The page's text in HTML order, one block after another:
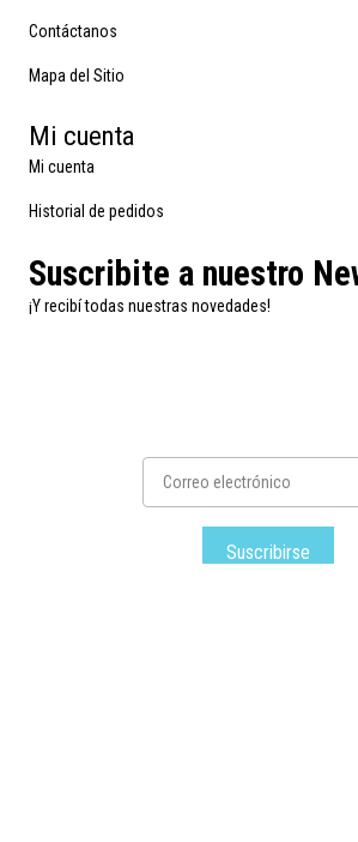
Contáctanos
Mapa del Sitio
Mi cuenta
Mi cuenta
Historial de pedidos
Suscribite a nuestro
¡Y recibí todas nuestras novedades!
Suscribirse